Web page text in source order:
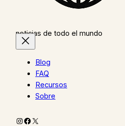
noticias de todo el mundo
Blog
FAQ
Recursos
Sobre
Instagram
Facebook
X